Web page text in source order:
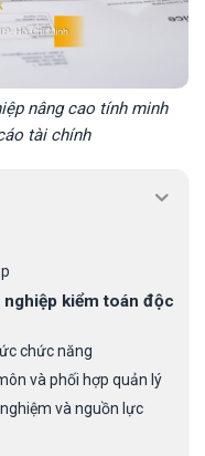
nâng cao tính minh
tài chính
kiểm toán độc
chức năng
và phối hợp quản lý
và nguồn lực